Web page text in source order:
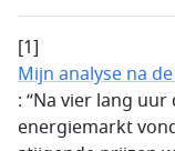
[1]
Mijn analyse na
: “Na vier lang
energiemarkt